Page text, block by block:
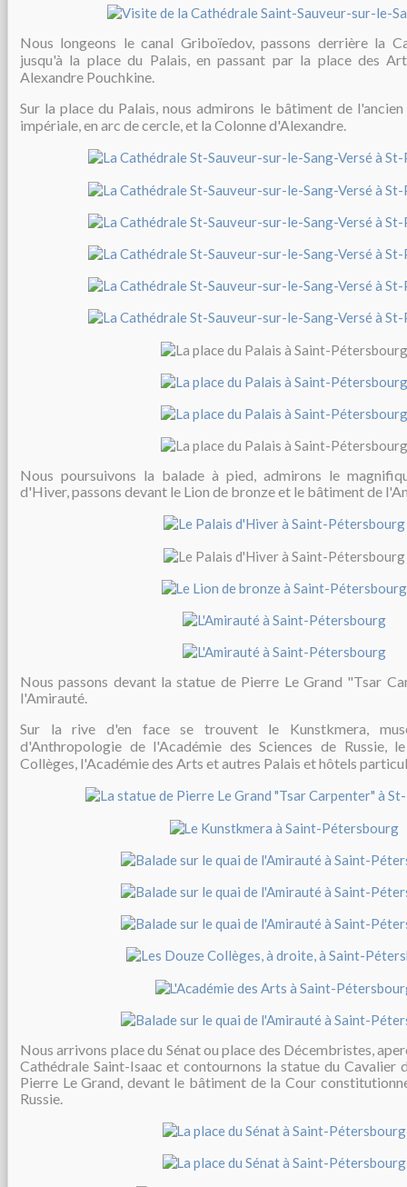
Nous longeons le canal Griboïedov, passons derrière la
jusqu'à la place du Palais, en passant par la place des
Alexandre Pouchkine.
Sur la place du Palais, nous admirons le bâtiment de
impériale, en arc de cercle, et la Colonne d'Alexandre.
Nous poursuivons la balade à pied, admirons le
d'Hiver, passons devant le Lion de bronze et le bâtiment de
Nous passons devant la statue de Pierre Le Grand "Tsar
l'Amirauté.
Sur la rive d'en face se trouvent le Kunstkmera,
d'Anthropologie de l'Académie des Sciences de Russie,
Collèges, l'Académie des Arts et autres Palais et hôtels
Nous arrivons place du Sénat ou place des Décembristes,
Cathédrale Saint-Isaac et contournons la statue du Cavalier
Pierre Le Grand, devant le bâtiment de la Cour
Russie.